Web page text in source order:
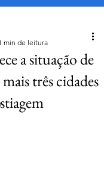
a situação de
três cidades
min de leitura